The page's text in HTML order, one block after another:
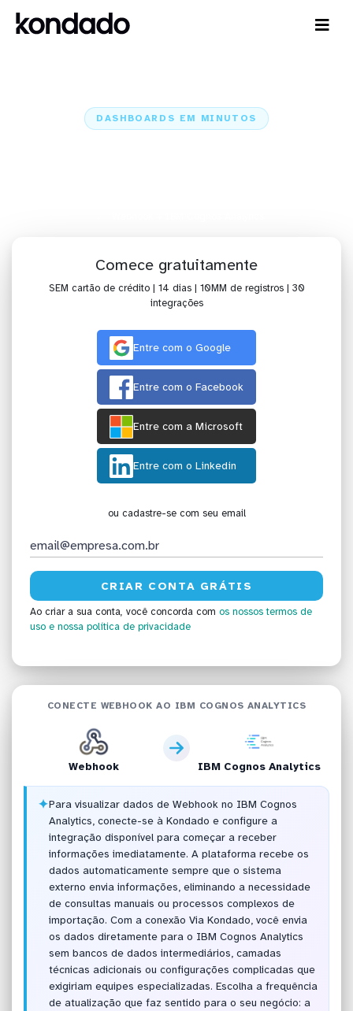
DASHBOARDS EM MINUTOS
Comece gratuitamente
SEM cartão de crédito | 14 dias | 10MM de registros | 30
integrações
Entre com o Google
Entre com o Facebook
Entre com a Microsoft
Entre com o Linkedin
ou cadastre-se com seu email
Ao criar a sua conta, você concorda com os nossos termos de
uso e nossa política de privacidade
CONECTE WEBHOOK AO IBM COGNOS ANALYTICS
Webhook IBM Cognos Analytics
✦Para visualizar dados de Webhook no IBM Cognos
Analytics, conecte-se à Kondado e configure a
integração disponível para começar a receber
informações imediatamente. A plataforma recebe os
dados automaticamente sempre que o sistema
externo envia informações, eliminando a necessidade
de consultas manuais ou processos complexos de
importação. Com a conexão Via Kondado, você envia
os dados diretamente para o IBM Cognos Analytics
sem bancos de dados intermediários, camadas
técnicas adicionais ou configurações complicadas que
exigiriam equipes especializadas. Escolha a frequência
de atualização que faz sentido para o seu negócio: a